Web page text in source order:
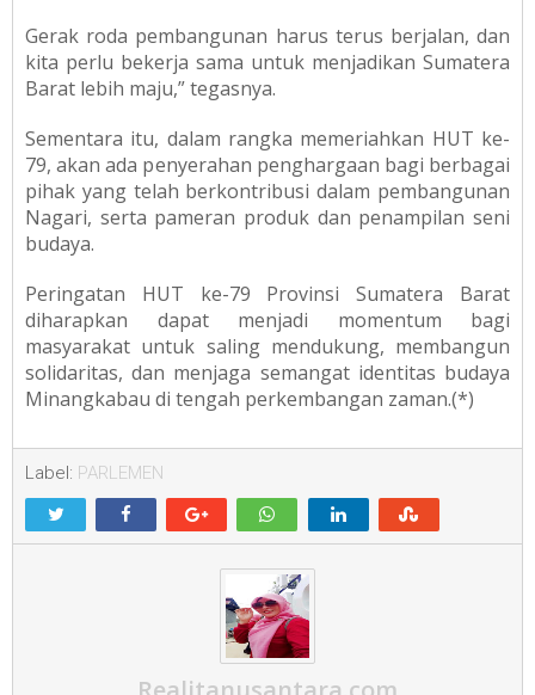
Gerak roda pembangunan harus terus berjalan, dan
kita perlu bekerja sama untuk menjadikan Sumatera
Barat lebih maju,” tegasnya.
Sementara itu, dalam rangka memeriahkan HUT ke-
79, akan ada penyerahan penghargaan bagi berbagai
pihak yang telah berkontribusi dalam pembangunan
Nagari, serta pameran produk dan penampilan seni
budaya.
Peringatan HUT ke-79 Provinsi Sumatera Barat
diharapkan dapat menjadi momentum bagi
masyarakat untuk saling mendukung, membangun
solidaritas, dan menjaga semangat identitas budaya
Minangkabau di tengah perkembangan zaman.(*)
Label: PARLEMEN